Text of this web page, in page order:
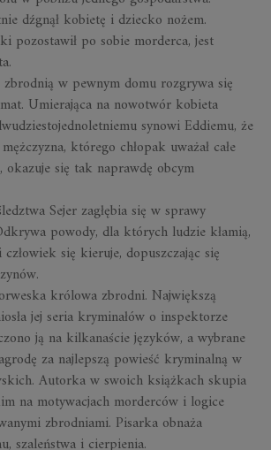
dźgnął kobietę i dziecko nożem.
pozostawił po sobie morderca, jest
w pewnym domu rozgrywa się
Umierająca na nowotwór kobieta
synowi Eddiemu, że
którego chłopak uważał całe
okazuje się tak naprawdę obcym
Sejer zagłębia się w sprawy
powody, dla których ludzie kłamią,
się kieruje, dopuszczając się
królowa zbrodni. Największą
jej seria kryminałów o inspektorze
ją na kilkanaście języków, a wybrane
za najlepszą powieść kryminalną w
Autorka w swoich książkach skupia
na motywacjach morderców i logice
zbrodniami. Pisarka obnaża
szaleństwa i cierpienia.